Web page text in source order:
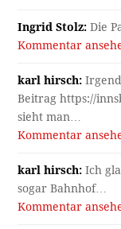
Ingrid Stolz: Die
Kommentar
karl hirsch:
Beitrag https://
sieht man…
Kommentar
karl hirsch: Ich
sogar Bahnhof…
Kommentar